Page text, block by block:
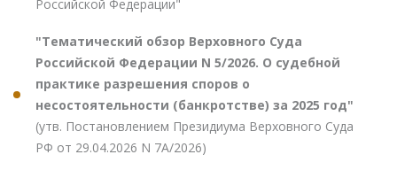
Российской Федерации"
"Тематический обзор Верховного Суда
Российской Федерации N 5/2026. О судебной
практике разрешения споров о
несостоятельности (банкротстве) за 2025 год"
(утв. Постановлением Президиума Верховного Суда
РФ от 29.04.2026 N 7А/2026)